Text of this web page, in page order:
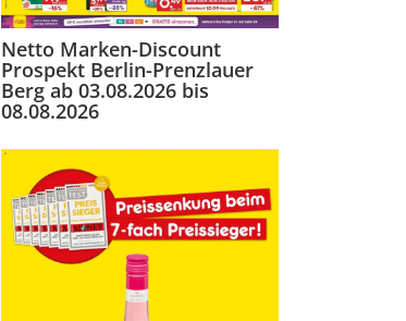
Netto Marken-Discount
Prospekt Berlin-Prenzlauer
Berg ab 03.08.2026 bis
08.08.2026